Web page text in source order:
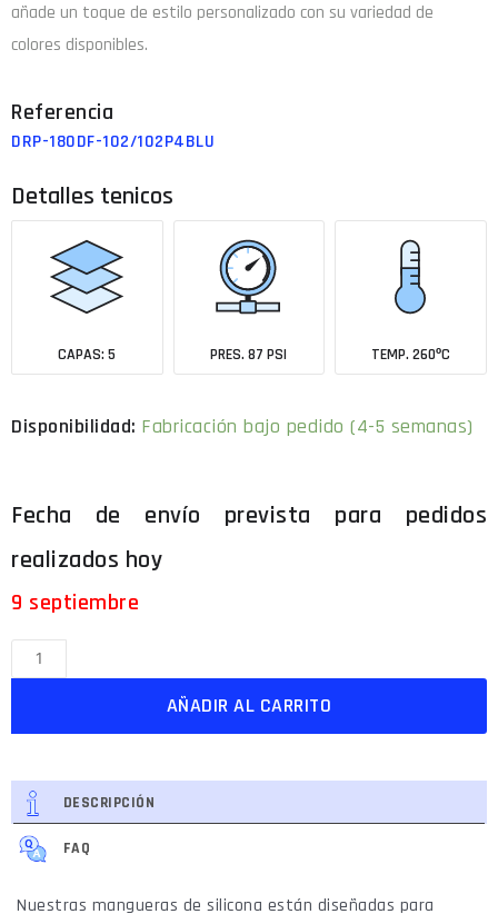
añade un toque de estilo personalizado con su variedad de
colores disponibles.
DRP-180DF-102/102P4BLU
Detalles tenicos
CAPAS: 5 PRES. 87 PSI TEMP. 260ºC
Fabricación bajo pedido (4-5 semanas)
9 septiembre
AÑADIR AL CARRITO
DESCRIPCIÓN
FAQ
Nuestras mangueras de silicona están diseñadas para